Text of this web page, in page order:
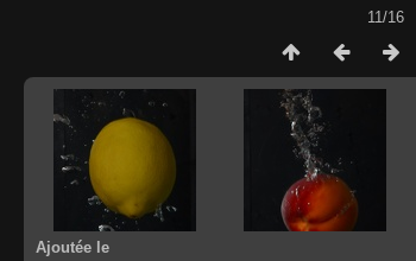
11/16
Ajoutée le